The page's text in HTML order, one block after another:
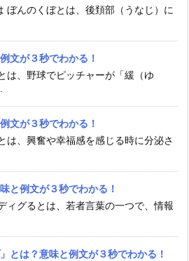
ぼんのくぼとは、後頚部（うなじ）に
文が３秒でわかる！
は、野球でピッチャーが「緩（ゆ
文が３秒でわかる！
は、興奮や幸福感を感じる時に分泌さ
と例文が３秒でわかる！
ィグるとは、若者言葉の一つで、情報
とは？意味と例文が３秒でわかる！